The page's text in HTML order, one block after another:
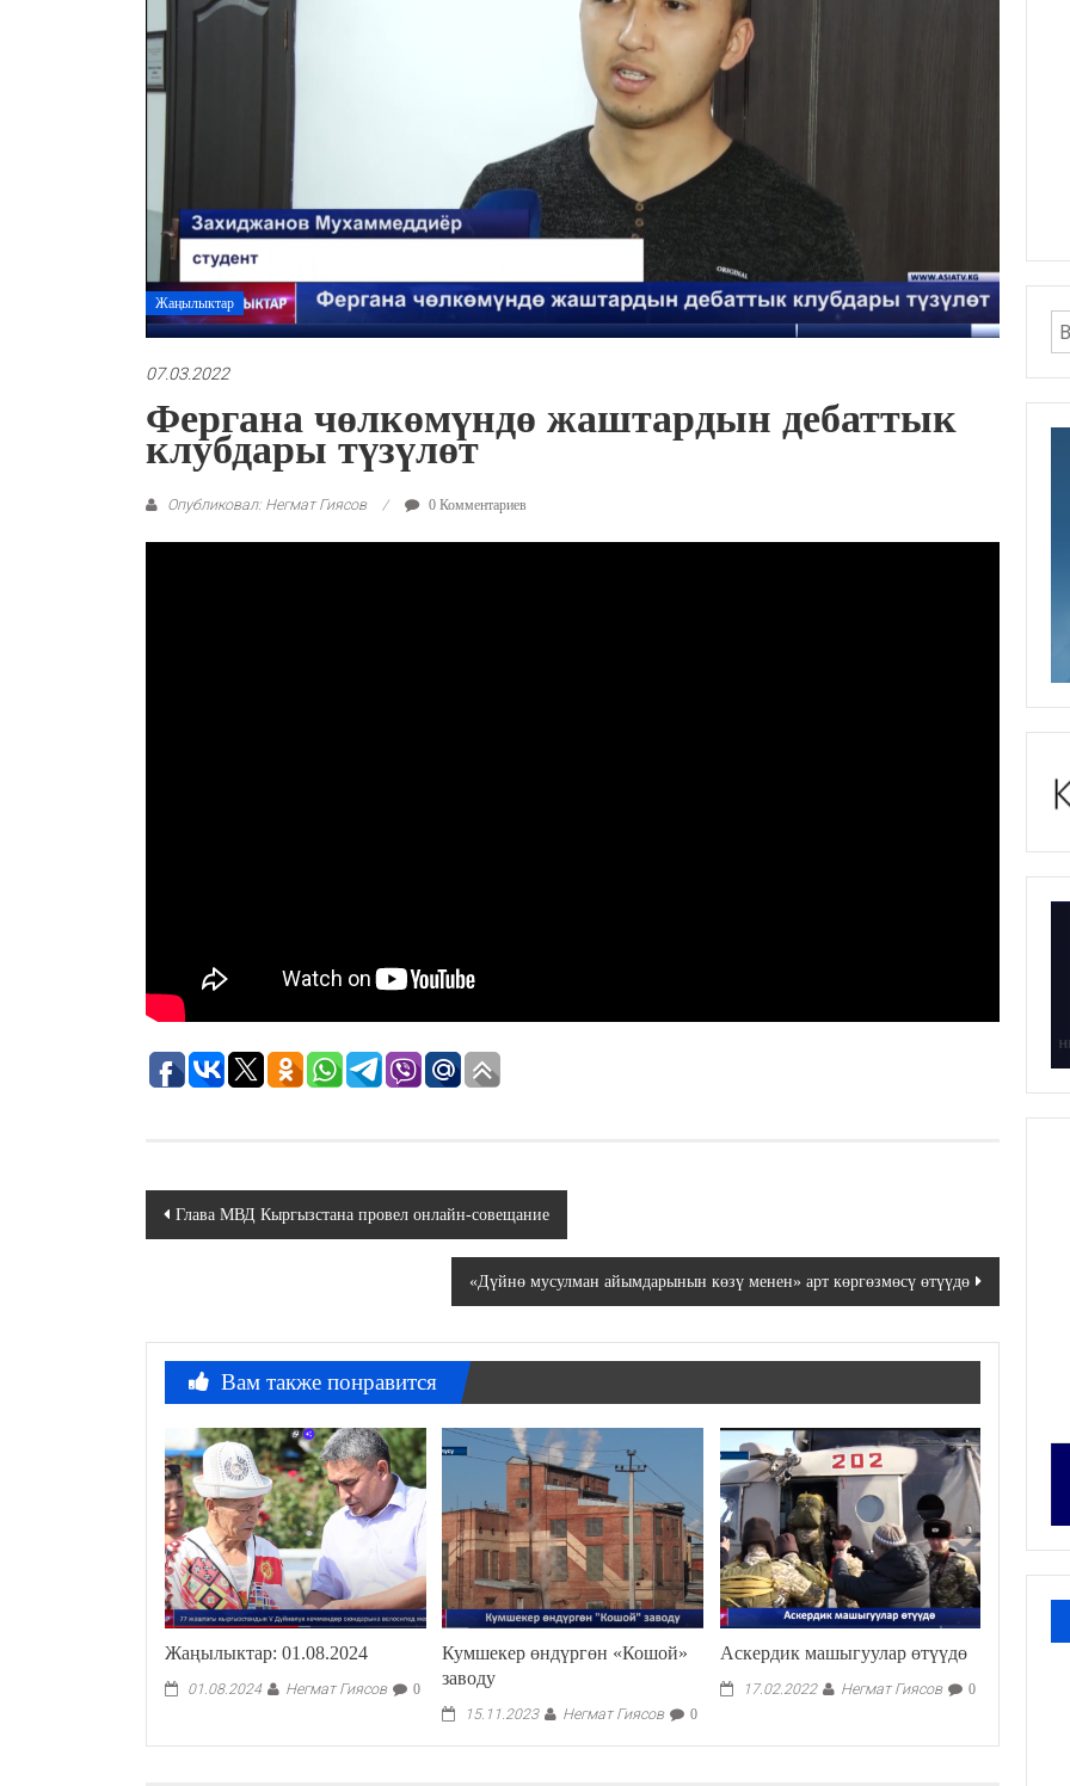
Жаңылыктар
07.03.2022
Фергана чөлкөмүндө жаштардын дебаттык
клубдары түзүлөт
Опубликовал: Негмат Гиясов 0 Комментариев
Навигация
Глава МВД Кыргызстана провел онлайн-совещание
«Дүйнө мусулман айымдарынын көзү менен» арт көргөзмөсү өтүүдө
Вам также понравится
Жаңылыктар: 01.08.2024
01.08.2024 Негмат Гиясов 0
Кумшекер өндүргөн «Кошой»
заводу
15.11.2023 Негмат Гиясов 0
Аскердик машыгуулар өтүүдө
17.02.2022 Негмат Гиясов 0